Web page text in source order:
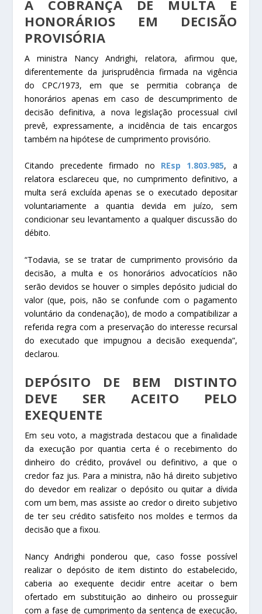
A COBRANÇA DE MULTA E
HONORÁRIOS EM DECISÃO
PROVISÓRIA
A ministra Nancy Andrighi, relatora, afirmou que,
diferentemente da jurisprudência firmada na vigência
do CPC/1973, em que se permitia cobrança de
honorários apenas em caso de descumprimento de
decisão definitiva, a nova legislação processual civil
prevê, expressamente, a incidência de tais encargos
também na hipótese de cumprimento provisório.
Citando precedente firmado no REsp 1.803.985, a
relatora esclareceu que, no cumprimento definitivo, a
multa será excluída apenas se o executado depositar
voluntariamente a quantia devida em juízo, sem
condicionar seu levantamento a qualquer discussão do
débito.
“Todavia, se se tratar de cumprimento provisório da
decisão, a multa e os honorários advocatícios não
serão devidos se houver o simples depósito judicial do
valor (que, pois, não se confunde com o pagamento
voluntário da condenação), de modo a compatibilizar a
referida regra com a preservação do interesse recursal
do executado que impugnou a decisão exequenda”,
declarou.
DEPÓSITO DE BEM DISTINTO
DEVE SER ACEITO PELO
EXEQUENTE
Em seu voto, a magistrada destacou que a finalidade
da execução por quantia certa é o recebimento do
dinheiro do crédito, provável ou definitivo, a que o
credor faz jus. Para a ministra, não há direito subjetivo
do devedor em realizar o depósito ou quitar a dívida
com um bem, mas assiste ao credor o direito subjetivo
de ter seu crédito satisfeito nos moldes e termos da
decisão que a fixou.
Nancy Andrighi ponderou que, caso fosse possível
realizar o depósito de item distinto do estabelecido,
caberia ao exequente decidir entre aceitar o bem
ofertado em substituição ao dinheiro ou prosseguir
com a fase de cumprimento da sentença de execução,